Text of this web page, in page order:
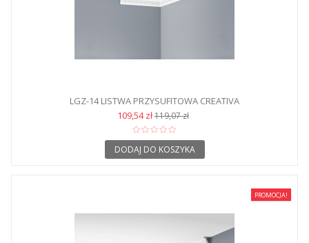
LGZ-14 LISTWA PRZYSUFITOWA CREATIVA
109,54 zł119,07 zł
DODAJ DO KOSZYKA
PROMOCJA!